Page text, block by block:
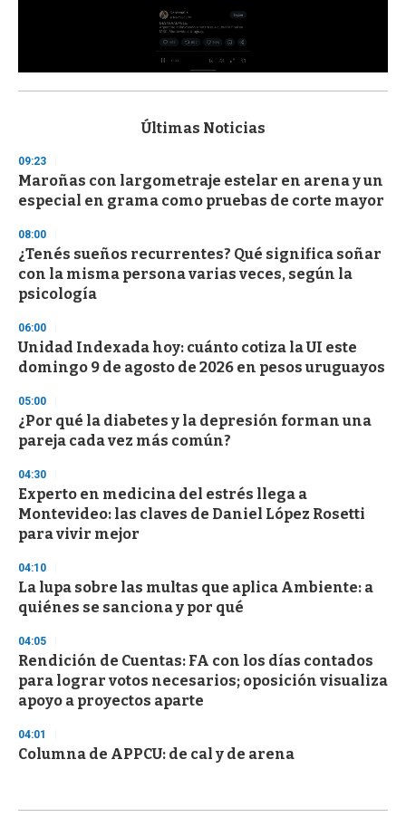
s
d
s
o
f
3
s
e
c
o
d
s
Últimas Noticias
09:23
Maroñas con largometraje estelar en arena y un
especial en grama como pruebas de corte mayor
08:00
¿Tenés sueños recurrentes? Qué significa soñar
con la misma persona varias veces, según la
psicología
06:00
Unidad Indexada hoy: cuánto cotiza la UI este
domingo 9 de agosto de 2026 en pesos uruguayos
05:00
¿Por qué la diabetes y la depresión forman una
pareja cada vez más común?
04:30
Experto en medicina del estrés llega a
Montevideo: las claves de Daniel López Rosetti
para vivir mejor
04:10
La lupa sobre las multas que aplica Ambiente: a
quiénes se sanciona y por qué
04:05
Rendición de Cuentas: FA con los días contados
para lograr votos necesarios; oposición visualiza
apoyo a proyectos aparte
04:01
Columna de APPCU: de cal y de arena